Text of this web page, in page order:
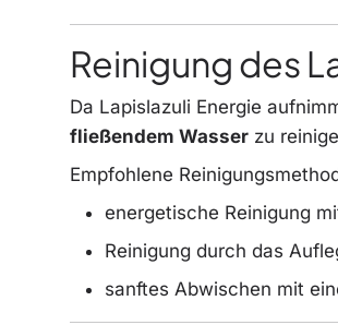
Reinigung des
Da Lapislazuli Energie
fließendem Wasser zu
Empfohlene
energetische Reinigung
Reinigung durch das
sanftes Abwischen mit